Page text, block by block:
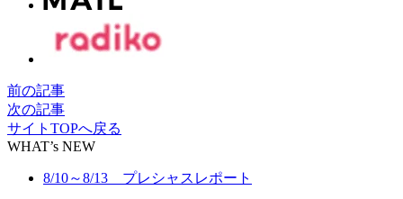
前の記事
次の記事
サイトTOPへ戻る
WHAT’s NEW
8/10～8/13 プレシャスレポート